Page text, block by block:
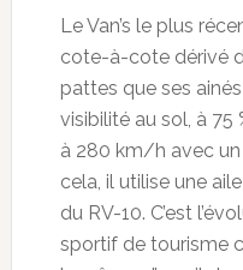
Le Van’s le plus
cote-à-cote dérivé
pattes que ses
visibilité au sol, à 75
à 280 km/h avec
cela, il utilise une
du RV-10. C’est
sportif de tourisme